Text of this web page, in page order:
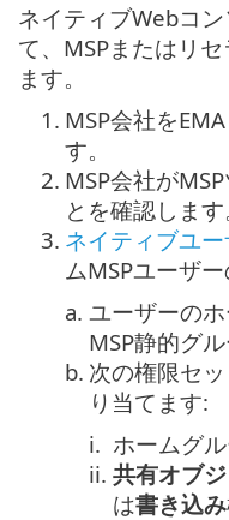
ネイティブWebコ
て、MSPまたはリ
ます。
1. MSP会社を
す。
2. MSP会社が
とを確認します
3. ネイティブユ
ムMSPユーザ
a. ユーザーの
MSP静的グ
b. 次の権限セ
り当てます:
i. ホームグ
ii. 共有オブ
は書き込み